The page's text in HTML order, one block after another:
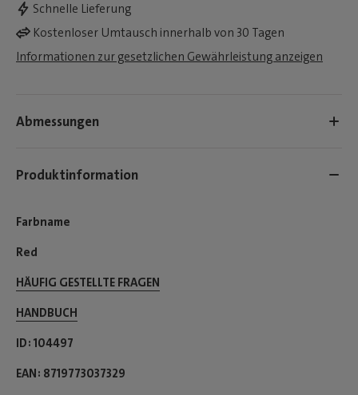
Schnelle Lieferung
Kostenloser Umtausch innerhalb von 30 Tagen
Informationen zur gesetzlichen Gewährleistung anzeigen
Abmessungen
Produktinformation
Farbname
Red
HÄUFIG GESTELLTE FRAGEN
HANDBUCH
ID 104497
EAN 8719773037329